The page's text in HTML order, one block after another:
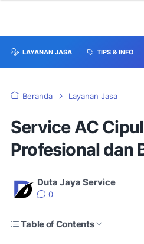
LAYANAN JASA TIPS & INFO
Beranda Layanan Jasa
Service AC
Profesional dan
Duta Jaya Service
0
Table of Contents